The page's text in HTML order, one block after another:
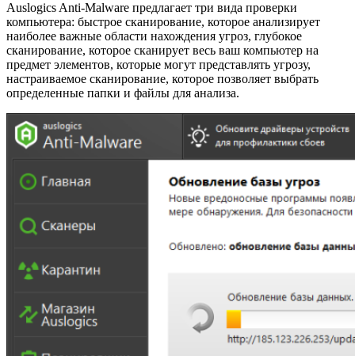
Auslogics Anti-Malware предлагает три вида проверки
компьютера: быстрое сканирование, которое анализирует
наиболее важные области нахождения угроз, глубокое
сканирование, которое сканирует весь ваш компьютер на
предмет элементов, которые могут представлять угрозу,
настраиваемое сканирование, которое позволяет выбрать
определенные папки и файлы для анализа.